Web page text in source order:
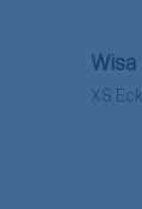
XS
Wisa